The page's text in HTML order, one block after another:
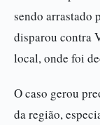
sendo arrastado
disparou contra
local, onde foi
O caso gerou
da região,